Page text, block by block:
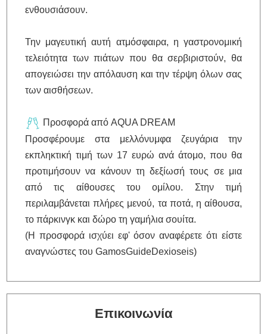
ενθουσιάσουν.
Την μαγευτική αυτή ατμόσφαιρα, η γαστρονομική
τελειότητα των πιάτων που θα σερβιριστούν, θα
απογειώσει την απόλαυση και την τέρψη όλων σας
των αισθήσεων.
Προσφορά από AQUA DREAM
Προσφέρουμε στα μελλόνυμφα ζευγάρια την
εκπληκτική τιμή των 17 ευρώ ανά άτομο, που θα
προτιμήσουν να κάνουν τη δεξίωσή τους σε μια
από τις αίθουσες του ομίλου. Στην τιμή
περιλαμβάνεται πλήρες μενού, τα ποτά, η αίθουσα,
το πάρκινγκ και δώρο τη γαμήλια σουίτα.
(Η προσφορά ισχύει εφ' όσον αναφέρετε ότι είστε
αναγνώστες του GamosGuideDexioseis)
Επικοινωνία